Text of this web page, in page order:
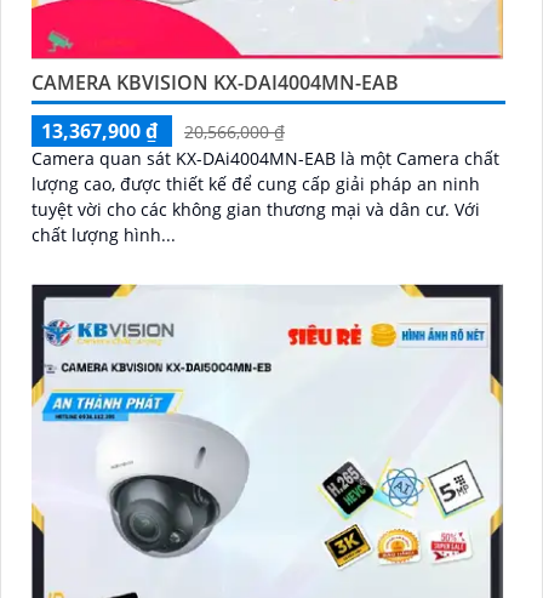
CAMERA KBVISION KX-DAI4004MN-EAB
13,367,900 ₫
20,566,000 ₫
Camera quan sát KX-DAi4004MN-EAB là một Camera chất
lượng cao, được thiết kế để cung cấp giải pháp an ninh
tuyệt vời cho các không gian thương mại và dân cư. Với
chất lượng hình...